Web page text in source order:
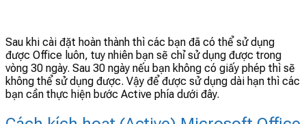
Sau khi cài đặt hoàn thành thì các bạn đã có thể sử dụng
được Office luôn, tuy nhiên bạn sẽ chỉ sử dụng được trong
vòng 30 ngày. Sau 30 ngày nếu bạn không có giấy phép thì sẽ
không thể sử dụng được. Vậy để được sử dụng dài hạn thì các
bạn cần thực hiện bước Active phía dưới đây.